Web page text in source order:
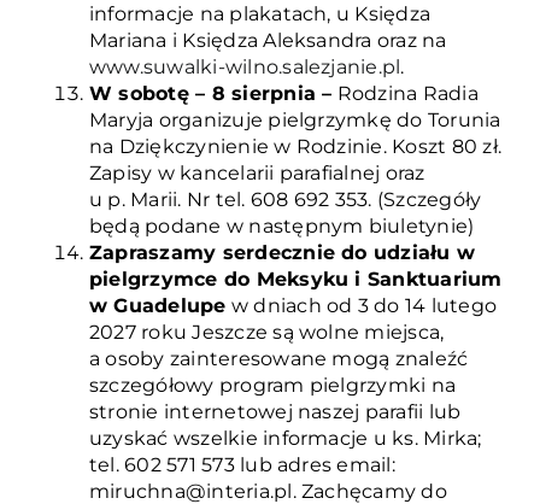
informacje na plakatach, u Księdza
Mariana i Księdza Aleksandra oraz na
www.suwalki-wilno.salezjanie.pl.
W sobotę – 8 sierpnia – Rodzina Radia
Maryja organizuje pielgrzymkę do Torunia
na Dziękczynienie w Rodzinie. Koszt 80 zł.
Zapisy w kancelarii parafialnej oraz
u p. Marii. Nr tel. 608 692 353. (Szczegóły
będą podane w następnym biuletynie)
Zapraszamy serdecznie do udziału w
pielgrzymce do Meksyku i Sanktuarium
w Guadelupe w dniach od 3 do 14 lutego
2027 roku Jeszcze są wolne miejsca,
a osoby zainteresowane mogą znaleźć
szczegółowy program pielgrzymki na
stronie internetowej naszej parafii lub
uzyskać wszelkie informacje u ks. Mirka;
tel. 602 571 573 lub adres email:
miruchna@interia.pl. Zachęcamy do